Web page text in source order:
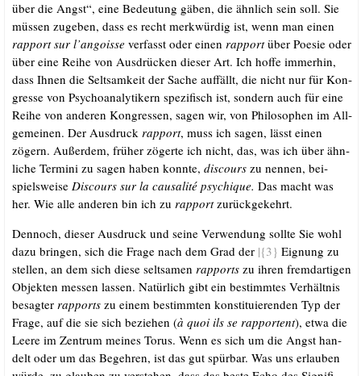
über die Angst“, eine Bedeu­tung gäben, die ähn­lich sein soll. Sie
müs­sen zuge­ben, dass es recht merk­wür­dig ist, wenn man einen
rap­port sur l’angoisse ver­fasst oder einen rap­portüber Poe­sie oder
über eine Rei­he von Aus­drü­cken die­ser Art. Ich hof­fe immer­hin,
dass Ihnen die Selt­sam­keit der Sache auf­fällt, die nicht nur für Kon­
gres­se von Psy­cho­ana­ly­ti­kern spe­zi­fisch ist, son­dern auch für eine
Rei­he von ande­ren Kon­gres­sen, sagen wir, von Phi­lo­so­phen im All­
ge­mei­nen. Der Aus­druck rap­port, muss ich sagen, lässt einen
zögern. Außer­dem, frü­her zöger­te ich nicht, das, was ich über ähn­
li­che Ter­mi­ni zu sagen haben konn­te, dis­courszu nen­nen, bei­
spiels­wei­se Dis­cours sur la cau­sa­li­té psy­chi­que. Das macht was
her. Wie alle ande­ren bin ich zu rap­portzurück­ge­kehrt.
Den­noch, die­ser Aus­druck und sei­ne Ver­wen­dung soll­te Sie wohl
dazu brin­gen, sich die Fra­ge nach dem Grad der |{3} Eig­nung zu
stel­len, an dem sich die­se selt­sa­men rap­portszu ihren fremd­ar­ti­gen
Objek­ten mes­sen las­sen. Natür­lich gibt ein bestimm­tes Ver­hält­nis
besag­ter rap­portszu einem bestimm­ten kon­sti­tu­ie­ren­den Typ der
Fra­ge, auf die sie sich bezie­hen (à quoi ils se rap­portent), etwa die
Lee­re im Zen­trum mei­nes Torus. Wenn es sich um die Angst han­
delt oder um das Begeh­ren, ist das gut spür­bar. Was uns erlau­ben